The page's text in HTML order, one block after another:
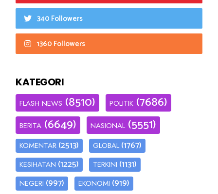
340 Followers
1360 Followers
KATEGORI
FLASH NEWS (8510) POLITIK (7686)
BERITA (6649) NASIONAL (5551)
KOMENTAR (2513) GLOBAL (1767)
KESIHATAN (1225) TERKINI (1131)
NEGERI (997) EKONOMI (919)